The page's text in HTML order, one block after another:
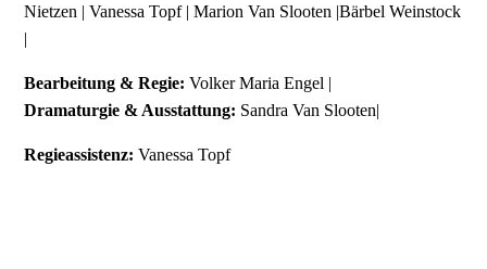
Nietzen | Vanessa Topf | Marion Van Slooten |Bärbel Weinstock
|
Bearbeitung & Regie: Volker Maria Engel |
Dramaturgie & Ausstattung: Sandra Van Slooten|
Regieassistenz: Vanessa Topf